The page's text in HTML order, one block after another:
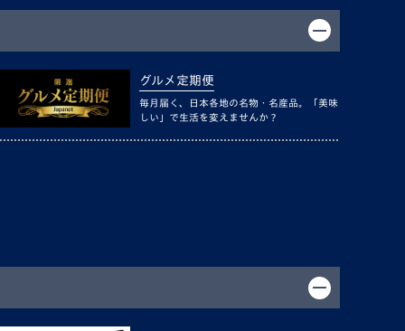
グルメ定期便
毎月届く、日本各地の名物・名産品。「美味
しい」で生活を変えませんか？